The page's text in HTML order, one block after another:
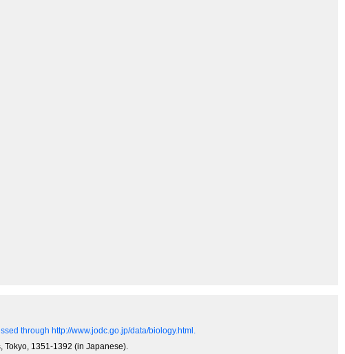
through http://www.jodc.go.jp/data/biology.html.
1351-1392 (in Japanese).